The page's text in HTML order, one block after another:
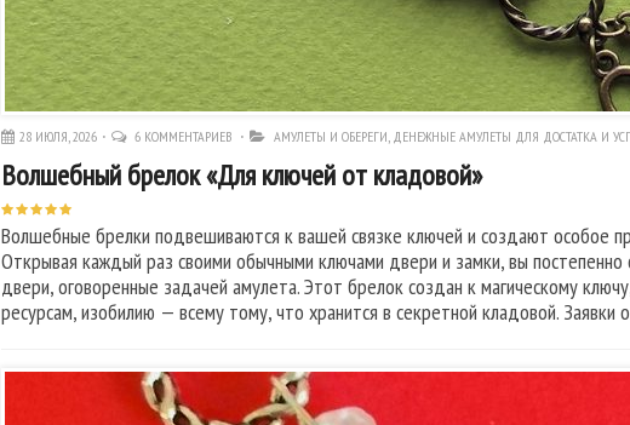
28 ИЮЛЯ, 2026 6 КОММЕНТАРИЕВ АМУЛЕТЫ И ОБЕРЕГИ, ДЕНЕЖНЫЕ АМУЛЕТЫ ДЛЯ ДОСТАТКА И
Волшебный брелок «Для ключей от кладовой»
Волшебные брелки подвешиваются к вашей связке ключей и создают особое
Открывая каждый раз своими обычными ключами двери и замки, вы
двери, оговоренные задачей амулета. Этот брелок создан к магическому
ресурсам, изобилию — всему тому, что хранится в секретной кладовой. Заявки